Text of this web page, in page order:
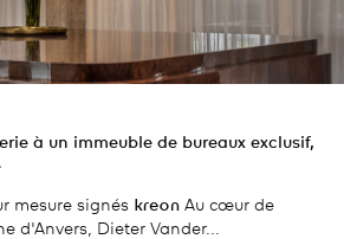
à un immeuble de bureaux exclusif,
mesure signés kreon Au cœur de
d'Anvers, Dieter Vander...